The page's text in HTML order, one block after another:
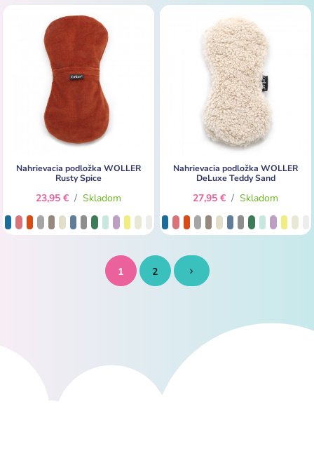
Nahrievacia podložka WOLLER
Rusty Spice
23,95 € / Skladom
Nahrievacia podložka WOLLER
DeLuxe Teddy Sand
27,95 € / Skladom
1 2